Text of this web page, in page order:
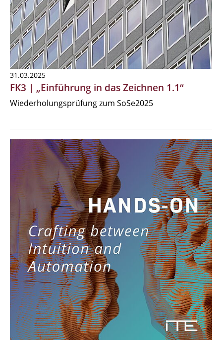
31.03.2025
FK3 | „Einführung in das Zeichnen 1.1“
Wiederholungsprüfung zum SoSe2025